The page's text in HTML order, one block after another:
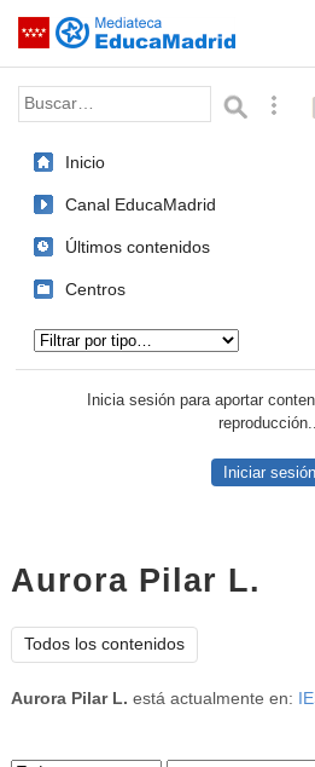
Saltar navegación
Palabra o frase:
Inicio
Canal EducaMadrid
Últimos contenidos
Centros
Inicia sesión para aportar
Iniciar sesión
Aurora Pilar L.
Todos los contenidos
Aurora Pilar L. está actualmente en: